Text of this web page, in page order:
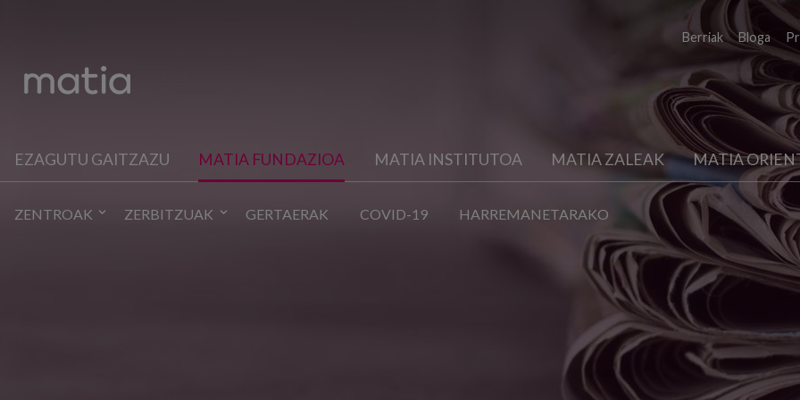
Berriak Bloga
EZAGUTU GAITZAZU MATIA FUNDAZIOA MATIA INSTITUTOA MATIA ZALEAK MATIA
ZENTROAK ZERBITZUAK GERTAERAK COVID-19 HARREMANETARAKO